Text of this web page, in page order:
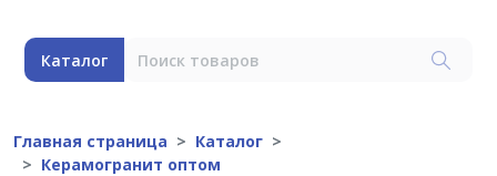
Каталог
Главная страница
Каталог
Керамогранит оптом